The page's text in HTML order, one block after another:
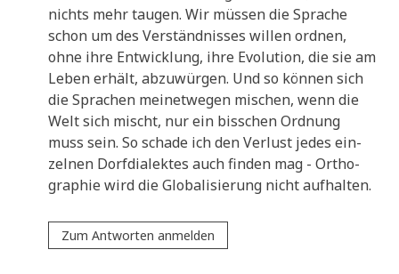
nichts mehr tau­gen. Wir müs­sen die Spra­che
schon um des Ver­ständ­nis­ses wil­len ord­nen,
ohne ihre Ent­wick­lung, ihre Evo­lu­ti­on, die sie am
Leben erhält, abzu­wür­gen. Und so kön­nen sich
die Spra­chen mei­net­we­gen mischen, wenn die
Welt sich mischt, nur ein biss­chen Ord­nung
muss sein. So scha­de ich den Ver­lust jedes ein­
zel­nen Dorf­dia­lek­tes auch fin­den mag - Ortho­
gra­phie wird die Glo­ba­li­sie­rung nicht aufhalten.
Zum Antworten anmelden